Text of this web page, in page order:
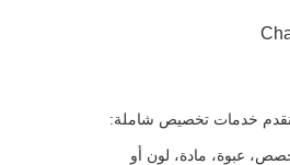
نقدم خدمات تخصيص شاملة:
عبوة، مادة، لون أو